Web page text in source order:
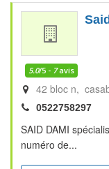
5.0/5 - 7avis
42 bloc n,
0522758297
SAID DAMI
numéro de...